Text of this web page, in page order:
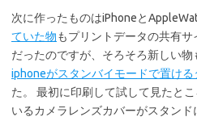
次に作ったものはiPhoneと
ていた物もプリントデータの共有
だったのですが、そろそろ新しい物
iphoneがスタンバイモードで置ける
た。 最初に印刷して試して見たと
いるカメラレンズカバーがスタン